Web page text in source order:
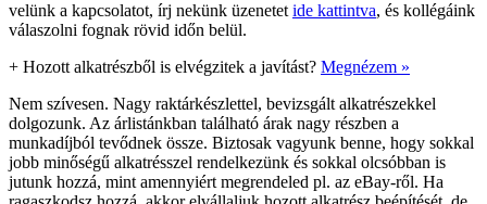
velünk a kapcsolatot, írj nekünk üzenetet ide kattintva, és kollégáink
válaszolni fognak rövid időn belül.
+ Hozott alkatrészből is elvégzitek a javítást? Megnézem »
Nem szívesen. Nagy raktárkészlettel, bevizsgált alkatrészekkel
dolgozunk. Az árlistánkban található árak nagy részben a
munkadíjból tevődnek össze. Biztosak vagyunk benne, hogy sokkal
jobb minőségű alkatrésszel rendelkezünk és sokkal olcsóbban is
jutunk hozzá, mint amennyiért megrendeled pl. az eBay-ről. Ha